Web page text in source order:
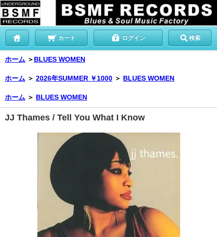
カート ログイン 検索
ホーム ＞ BLUES WOMEN
ホーム ＞ 2026年SUMMER ￥1000 ＞ BLUES WOMEN
ホーム ＞ BLUES WOMEN
JJ Thames / Tell You What I Know